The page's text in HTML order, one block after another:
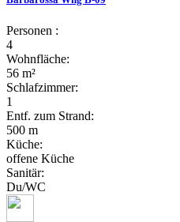
Personen :
4
Wohnfläche:
56 m²
Schlafzimmer:
1
Entf. zum Strand:
500 m
Küche:
offene Küche
Sanitär:
Du/WC